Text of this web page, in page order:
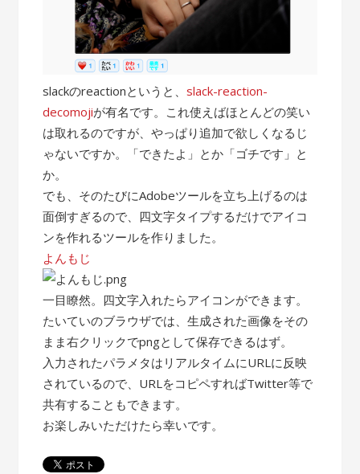
slackのreactionというと、slack-reaction-
decomojiが有名です。これ使えばほとんどの笑い
は取れるのですが、やっぱり追加で欲しくなるじ
ゃないですか。「できたよ」とか「ゴチです」と
か。
でも、そのたびにAdobeツールを立ち上げるのは
面倒すぎるので、四文字タイプするだけでアイコ
ンを作れるツールを作りました。
よんもじ
一目瞭然。四文字入れたらアイコンができます。
たいていのブラウザでは、生成された画像をその
まま右クリックでpngとして保存できるはず。
入力されたパラメタはリアルタイムにURLに反映
されているので、URLをコピペすればTwitter等で
共有することもできます。
お楽しみいただけたら幸いです。